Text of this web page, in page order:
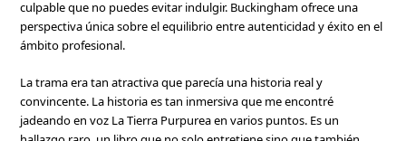
culpable que no puedes evitar indulgir. Buckingham ofrece una
perspectiva única sobre el equilibrio entre autenticidad y éxito en el
ámbito profesional.
La trama era tan atractiva que parecía una historia real y
convincente. La historia es tan inmersiva que me encontré
jadeando en voz La Tierra Purpurea en varios puntos. Es un